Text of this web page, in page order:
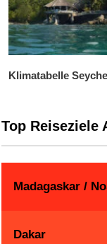
Klimatabelle
Top Reiseziele
Madagaskar /
Dakar